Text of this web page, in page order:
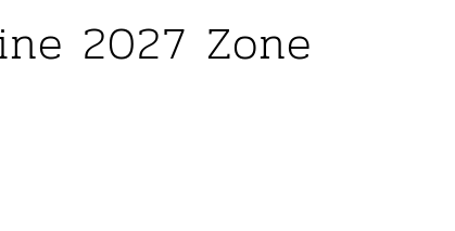
2027 Zone